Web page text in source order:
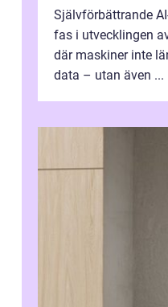
Självförbättrande
fas i utvecklingen
där maskiner inte
data – utan även ...